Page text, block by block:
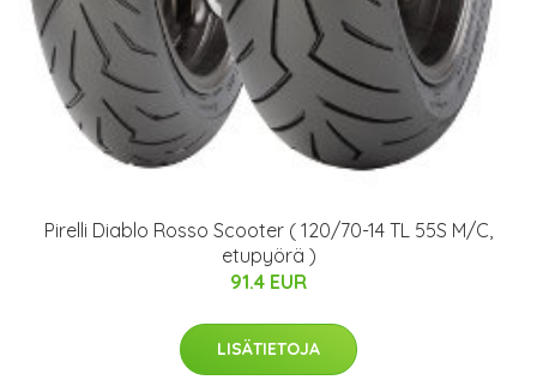
Pirelli Diablo Rosso Scooter ( 120/70-14 TL 55S M/C,
etupyörä )
91.4 EUR
LISÄTIETOJA